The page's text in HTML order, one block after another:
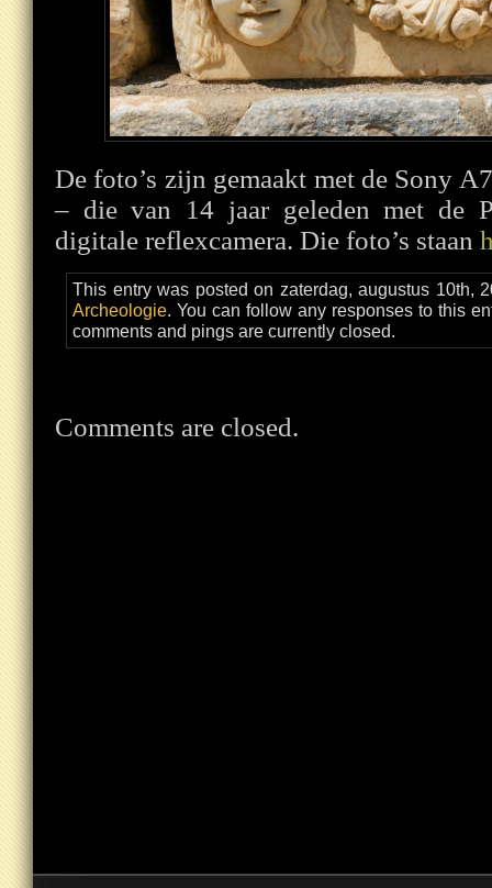
De foto’s zijn gemaakt met de Sony
– die van 14 jaar geleden met de
digitale reflexcamera. Die foto’s staan
This entry was posted on zaterdag, augustus 10th,
Archeologie. You can follow any responses to this
comments and pings are currently closed.
Comments are closed.